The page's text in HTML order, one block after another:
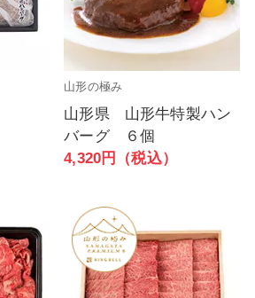
山形の極み
山形県 山形牛特製ハン
バーグ ６個
4,320円（税込）